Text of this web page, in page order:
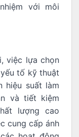
với môi
việc lựa chọn
tố kỹ thuật
hiệu suất làm
và tiết kiệm
lượng cao
cung cấp ánh